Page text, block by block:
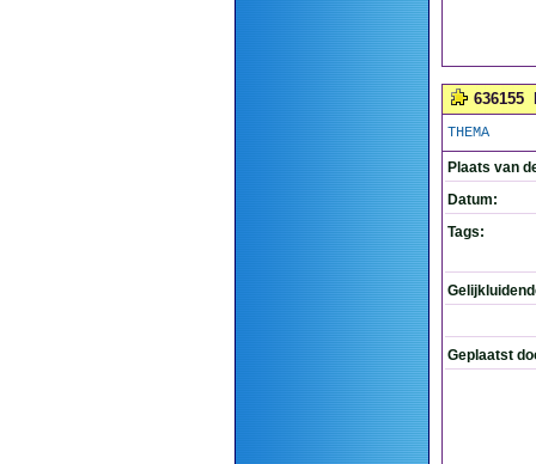
636155
THEMA
Plaats van
Datum:
Tags:
Geplaatst